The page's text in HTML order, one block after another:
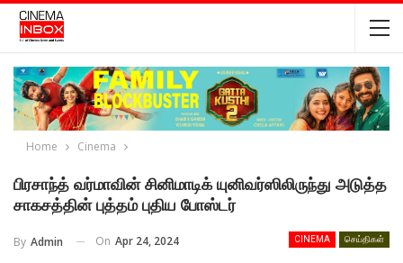
Home Cinema
பிரசாந்த் வர்மாவின் சினிமாடிக் யுனிவர்ஸிலிருந்து அடுத்த
சாகசத்தின் புத்தம் புதிய போஸ்டர்
CINEMA செய்திகள்
By Admin On Apr 24, 2024